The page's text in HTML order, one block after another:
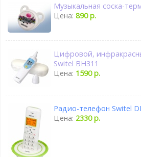
Музыкальная соска-
Цена:890 р.
Цифровой,
Switel BH311
Цена: 1590 р.
Радио-телефон Switel
Цена: 2330 р.